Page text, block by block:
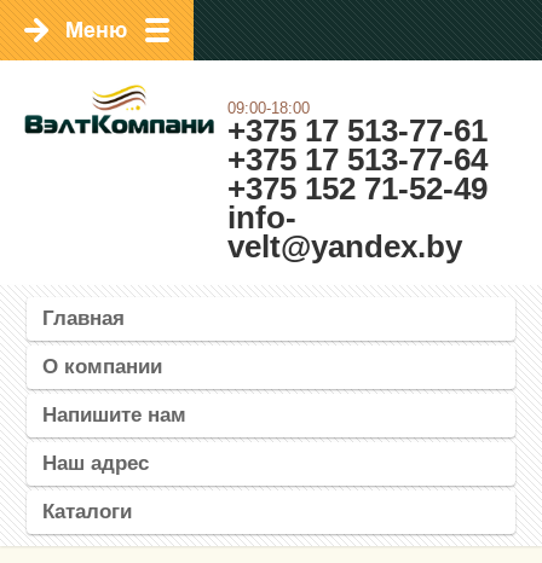
09:00-18:00
+375 17 513-77-61
+375 17 513-77-64
+375 152 71-52-49
info-
velt@yandex.by
Главная
О компании
Напишите нам
Наш адрес
Каталоги